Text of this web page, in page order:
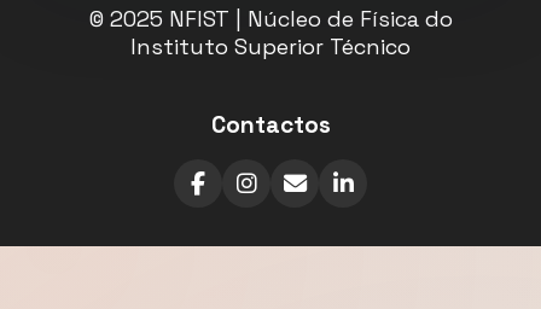
© 2025 NFIST | Núcleo de Física do
Instituto Superior Técnico
Contactos